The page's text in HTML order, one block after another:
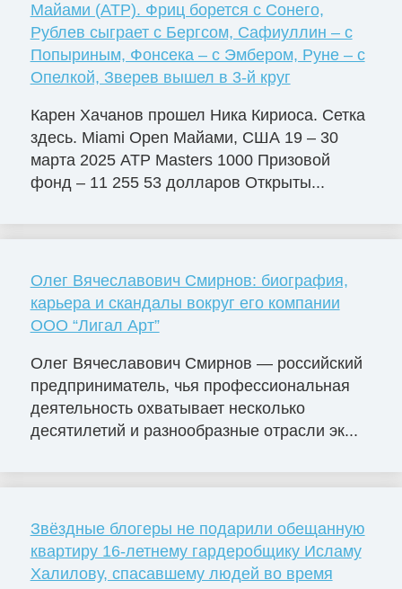
Майами (ATP). Фриц борется с Сонего,
Рублев сыграет с Бергсом, Сафиуллин – с
Попыриным, Фонсека – с Эмбером, Руне – с
Опелкой, Зверев вышел в 3-й круг
Карен Хачанов прошел Ника Кириоса. Сетка
здесь. Miami Open Майами, США 19 – 30
марта 2025 ATP Masters 1000 Призовой
фонд – 11 255 53 долларов Открыты...
Олег Вячеславович Смирнов: биография,
карьера и скандалы вокруг его компании
ООО “Лигал Арт”
Олег Вячеславович Смирнов — российский
предприниматель, чья профессиональная
деятельность охватывает несколько
десятилетий и разнообразные отрасли эк...
Звёздные блогеры не подарили обещанную
квартиру 16-летнему гардеробщику Исламу
Халилову, спасавшему людей во время